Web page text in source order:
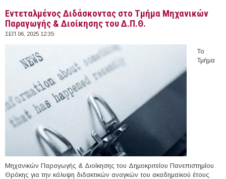
Εντεταλμένος Διδάσκοντας στο Τμήμα Μηχανικών
Παραγωγής & Διοίκησης του Δ.Π.Θ.
ΣΕΠ 06, 2025 12:35
Το
Τμήμα
Μηχανικών Παραγωγής & Διοίκησης του Δημοκριτείου Πανεπιστημίου
Θράκης για την κάλυψη διδακτικών αναγκών του ακαδημαϊκού έτους